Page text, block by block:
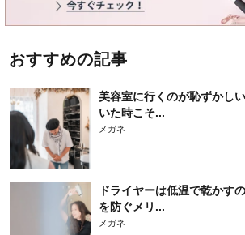
おすすめの記事
美容室に行くのが恥ずかし
いた時こそ...
メガネ
ドライヤーは低温で乾かす
を防ぐメリ...
メガネ